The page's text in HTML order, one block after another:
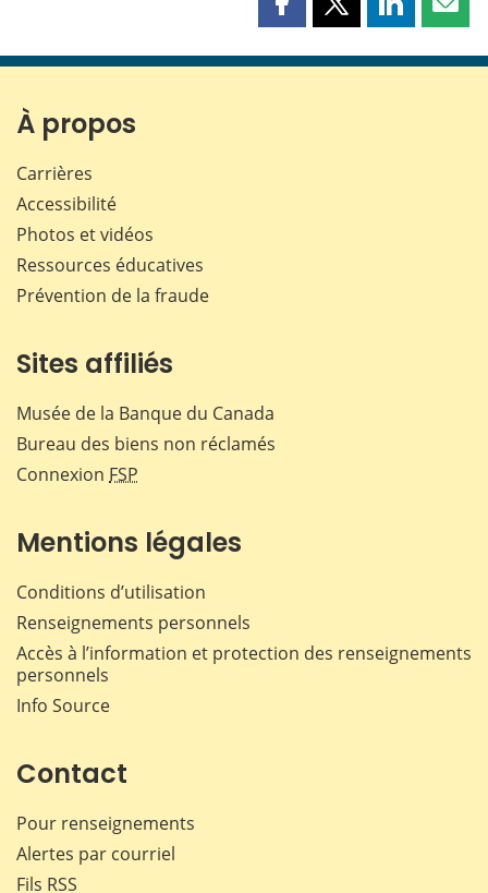
Partager
page
Partager
page
Partager
page page
À propos
Carrières
Accessibilité
Photos et vidéos
Ressources éducatives
Prévention de la fraude
Sites affiliés
Musée de la Banque du Canada
Bureau des biens non réclamés
Connexion FSP
Mentions légales
Conditions d’utilisation
Renseignements personnels
Accès à l’information et protection des renseignements
personnels
Info Source
Contact
Pour renseignements
Alertes par courriel
Fils RSS